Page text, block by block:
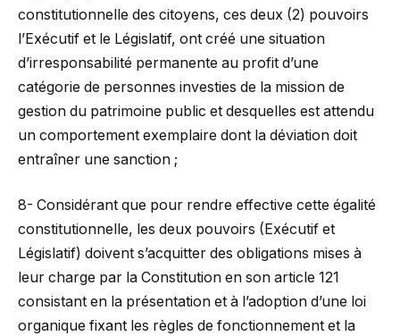
constitutionnelle des citoyens, ces deux (2) pouvoirs
l’Exécutif et le Législatif, ont créé une situation
d’irresponsabilité permanente au profit d’une
catégorie de personnes investies de la mission de
gestion du patrimoine public et desquelles est attendu
un comportement exemplaire dont la déviation doit
entraîner une sanction ;
8- Considérant que pour rendre effective cette égalité
constitutionnelle, les deux pouvoirs (Exécutif et
Législatif) doivent s’acquitter des obligations mises à
leur charge par la Constitution en son article 121
consistant en la présentation et à l’adoption d’une loi
organique fixant les règles de fonctionnement et la